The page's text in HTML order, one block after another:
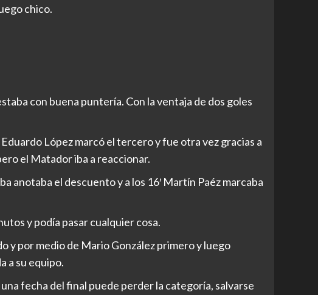
chico.
con buena puntería. Con la ventaja de dos goles
López marcó el tercero y fue otra vez gracias a
el Matador iba a reaccionar.
anotaba el descuento y a los 16′ Martín Paéz marcaba
y podía pasar cualquier cosa.
y por medio de Mario González primero y luego
a su equipo.
fecha del final puede perder la categoría, salvarse